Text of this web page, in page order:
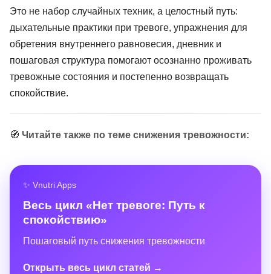
Это не набор случайных техник, а целостный путь:
дыхательные практики при тревоге, упражнения для
обретения внутреннего равновесия, дневник и
пошаговая структура помогают осознанно проживать
тревожные состояния и постепенно возвращать
спокойствие.
🧭 Читайте также по теме снижения тревожности:
✨ Vnutri Apps
Весь цикл «Нет тревоге: Путь к
спокойствию»
Пошаговый путь снижения тревожности
Открыть весь цикл статей →